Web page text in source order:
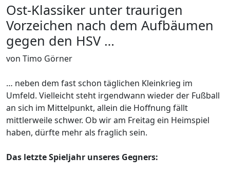
Ost-Klassiker unter traurigen
Vorzeichen nach dem Aufbäumen
gegen den HSV …
von Timo Görner
… neben dem fast schon täglichen Kleinkrieg im
Umfeld. Vielleicht steht irgendwann wieder der Fußball
an sich im Mittelpunkt, allein die Hoffnung fällt
mittlerweile schwer. Ob wir am Freitag ein Heimspiel
haben, dürfte mehr als fraglich sein.
Das letzte Spieljahr unseres Gegners: